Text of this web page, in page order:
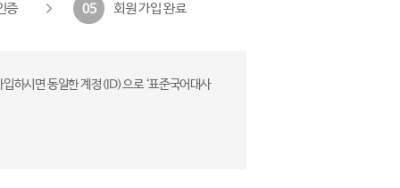
증 05 회원 가입 완료
하시면 동일한 계정(ID)으로 ‘표준국어대사